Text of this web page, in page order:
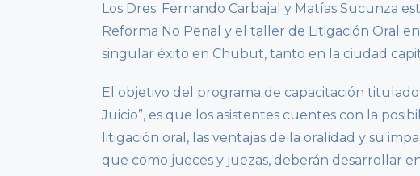
Los Dres. Fernando Carbajal y Matías Sucunza
Reforma No Penal y el taller de Litigación Oral
singular éxito en Chubut, tanto en la ciudad
El objetivo del programa de capacitación
Juicio”, es que los asistentes cuentes con la
litigación oral, las ventajas de la oralidad y su
que como jueces y juezas, deberán desarrollar